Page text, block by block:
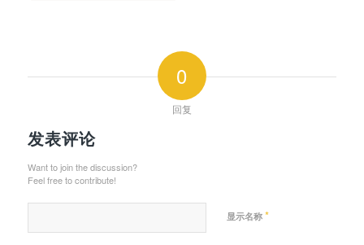
0
回复
发表评论
Want to join the discussion?
Feel free to contribute!
显示名称 *